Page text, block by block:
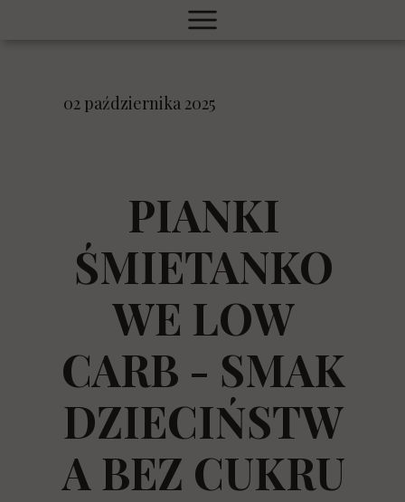
02 października 2025
PIANKI
ŚMIETANKO
WE LOW
CARB - SMAK
DZIECIŃSTW
A BEZ CUKRU